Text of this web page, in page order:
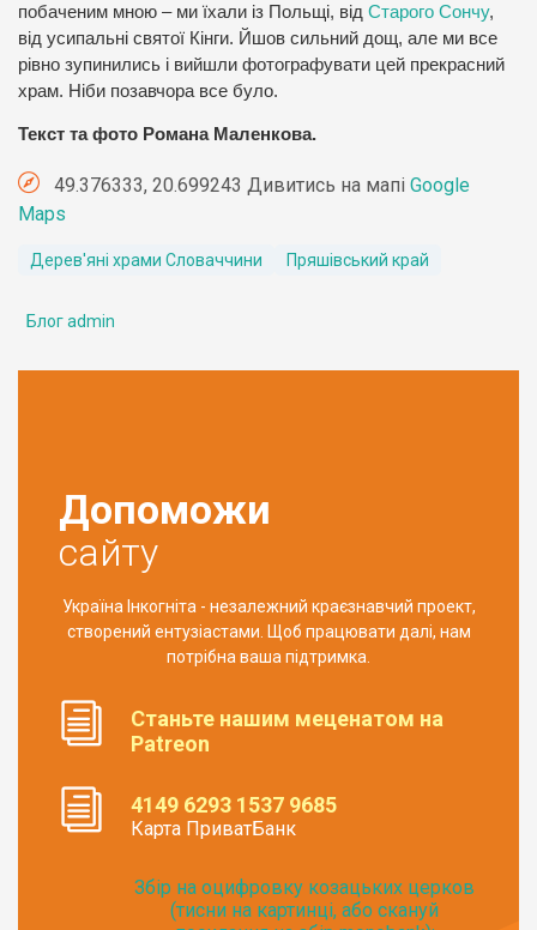
побаченим мною – ми їхали із Польщі, від Старого Сончу,
від усипальні святої Кінги. Йшов сильний дощ, але ми все
рівно зупинились і вийшли фотографувати цей прекрасний
храм. Ніби позавчора все було.
Текст та фото Романа Маленкова.
49.376333, 20.699243 Дивитись на мапі Google
Maps
Дерев'яні храми Словаччини Пряшівський край
Блог admin
Допоможи
сайту
Україна Інкогніта - незалежний краєзнавчий проект,
створений ентузіастами. Щоб працювати далі, нам
потрібна ваша підтримка.
Станьте нашим меценатом на
Patreon
4149 6293 1537 9685
Карта ПриватБанк
Збір на оцифровку козацьких церков
(тисни на картинці, або скануй